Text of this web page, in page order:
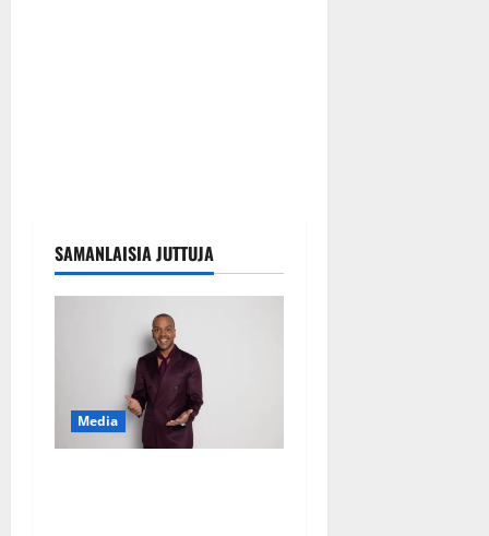
SAMANLAISIA JUTTUJA
Media